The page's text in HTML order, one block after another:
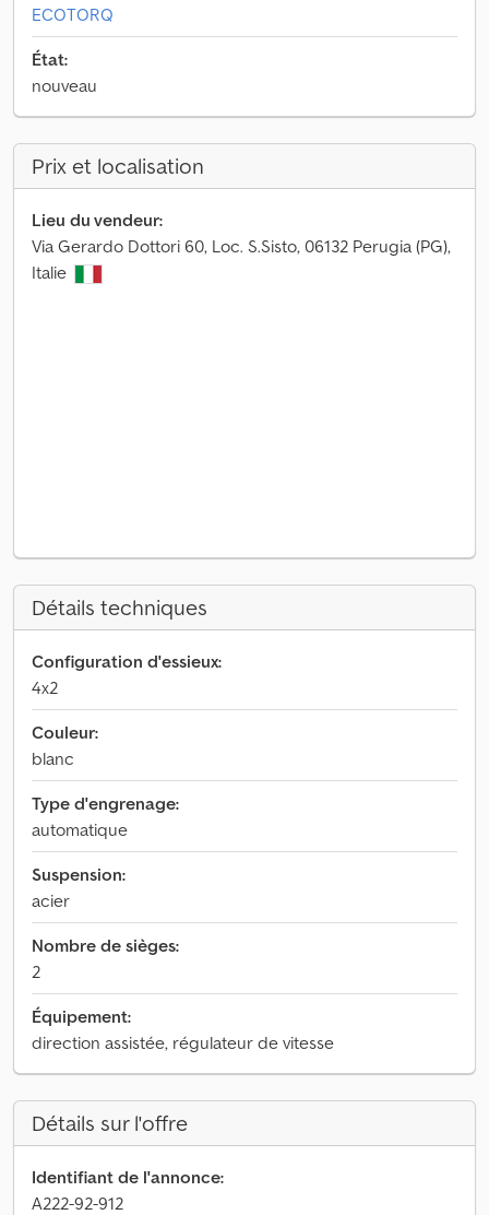
ECOTORQ
État:
nouveau
Prix et localisation
Lieu du vendeur:
Via Gerardo Dottori 60, Loc. S.Sisto, 06132 Perugia (PG),
Italie
Détails techniques
Configuration d'essieux:
4x2
Couleur:
blanc
Type d'engrenage:
automatique
Suspension:
acier
Nombre de sièges:
2
Équipement:
direction assistée, régulateur de vitesse
Détails sur l'offre
Identifiant de l'annonce:
A222-92-912